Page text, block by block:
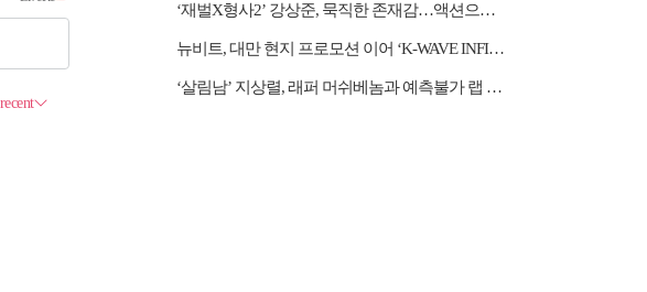
‘재벌X형사2’ 강상준, 묵직한 존재감…액션으로 강렬 포문
뉴비트, 대만 현지 프로모션 이어 ‘K-WAVE INFINITY’ 무대 오른다
‘살림남’ 지상렬, 래퍼 머쉬베놈과 예측불가 랩 수업